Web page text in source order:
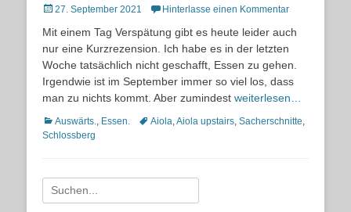
Posted
27. September 2021 Hinterlasse einen Kommentar
Mit einem Tag Verspätung gibt es heute leider auch
nur eine Kurzrezension. Ich habe es in der letzten
Woche tatsächlich nicht geschafft, Essen zu gehen.
Irgendwie ist im September immer so viel los, dass
man zu nichts kommt. Aber zumindest weiterlesen…
Kategorien
Auswärts., Essen. Schlagworte
Aiola,Aiola upstairs, Sacherschnitte,
Schlossberg
Suche
nach: